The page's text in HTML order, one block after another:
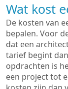
Wat kost
De kosten van
bepalen. Voor
dat een
tarief begint
opdrachten is
een project tot